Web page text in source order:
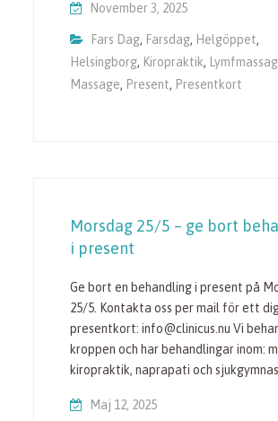
November 3, 2025
Fars Dag, Farsdag, Helgöppet,
Helsingborg, Kiropraktik,
Massage, Present, Presentkort
Morsdag 25/5 – ge bort
i present
Ge bort en behandling i present på
25/5. Kontakta oss per mail för ett
presentkort: info@clinicus.nu Vi
kroppen och har behandlingar inom:
kiropraktik, naprapati och
Maj 12, 2025